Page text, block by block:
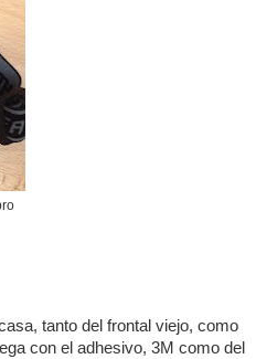
tanto del frontal viejo, como
con el adhesivo, 3M como del